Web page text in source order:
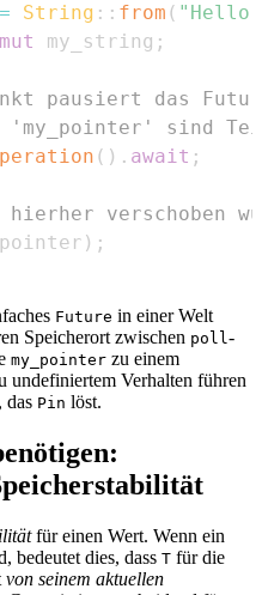
= String :: from ( "Hello"
mut my_string ;
pausiert das
sind
( ) . await ;
hierher verschoben
) ;
Future in einer Welt
Speicherort zwischen poll-
my_pointer zu einem
undefiniertem Verhalten führen
das Pin löst.
für einen Wert. Wenn ein
bedeutet dies, dass T für die
von seinem aktuellen